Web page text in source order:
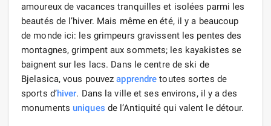
amoureux de vacances tranquilles et isolées parmi les
beautés de l’hiver. Mais même en été, il y a beaucoup
de monde ici: les grimpeurs gravissent les pentes des
montagnes, grimpent aux sommets; les kayakistes se
baignent sur les lacs. Dans le centre de ski de
Bjelasica, vous pouvezapprendre toutes sortes de
sports d’hiver. Dans la ville et ses environs, il y a des
monuments uniques de l’Antiquité qui valent le détour.